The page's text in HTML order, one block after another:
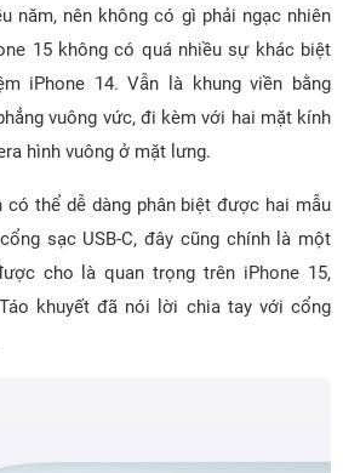
năm, nên không có gì phải ngạc nhiên
15 không có quá nhiều sự khác biệt
iPhone 14. Vẫn là khung viền bằng
vuông vức, đi kèm với hai mặt kính
hình vuông ở mặt lưng.
có thể dễ dàng phân biệt được hai mẫu
sạc USB-C, đây cũng chính là một
cho là quan trọng trên iPhone 15,
khuyết đã nói lời chia tay với cổng